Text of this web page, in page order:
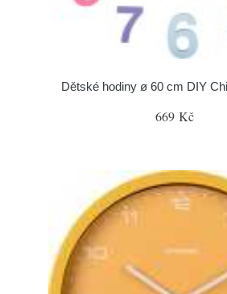
Dětské hodiny ø 60 cm DIY
669 Kč